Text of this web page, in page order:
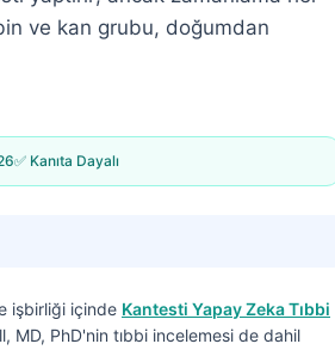
ve kan grubu, doğumdan
✅ Kanıta Dayalı
işbirliği içinde Kantesti Yapay Zeka Tıbbi
MD, PhD'nin tıbbi incelemesi de dahil